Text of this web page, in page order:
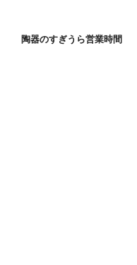
陶器のすぎうら営業時間